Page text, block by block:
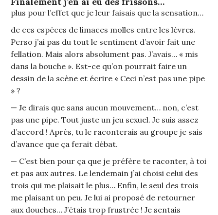
plus pour l’effet que je leur faisais que la sensation…
de ces espèces de limaces molles entre les lèvres.
Perso j’ai pas du tout le sentiment d’avoir fait une
fellation. Mais alors absolument pas. J’avais… « mis
dans la bouche ». Est-ce qu’on pourrait faire un
dessin de la scène et écrire « Ceci n’est pas une pipe
» ?
— Je dirais que sans aucun mouvement… non, c’est
pas une pipe. Tout juste un jeu sexuel. Je suis assez
d’accord ! Après, tu le raconterais au groupe je sais
d’avance que ça ferait débat.
— C’est bien pour ça que je préfère te raconter, à toi
et pas aux autres. Le lendemain j’ai choisi celui des
trois qui me plaisait le plus… Enfin, le seul des trois
me plaisant un peu. Je lui ai proposé de retourner
aux douches… J’étais trop frustrée ! Je sentais